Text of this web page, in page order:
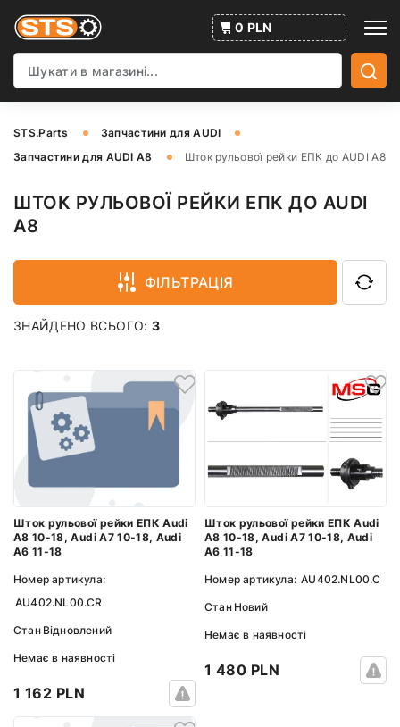
0 PLN
STS.Parts
Запчастини для AUDI
Запчастини для AUDI A8
Шток рульової рейки ЕПК до AUDI A8
ШТОК РУЛЬОВОЇ РЕЙКИ ЕПК ДО AUDI
A8
ФІЛЬТРАЦІЯ
ЗНАЙДЕНО ВСЬОГО: 3
Шток рульової рейки ЕПК Audi
A8 10-18, Audi A7 10-18, Audi
A6 11-18
Номер артикула:
AU402.NL00.CR
Стан Відновлений
Немає в наявності
1 162 PLN
Шток рульової рейки ЕПК Audi
A8 10-18, Audi A7 10-18, Audi
A6 11-18
Номер артикула: AU402.NL00.C
Стан Новий
Немає в наявності
1 480 PLN